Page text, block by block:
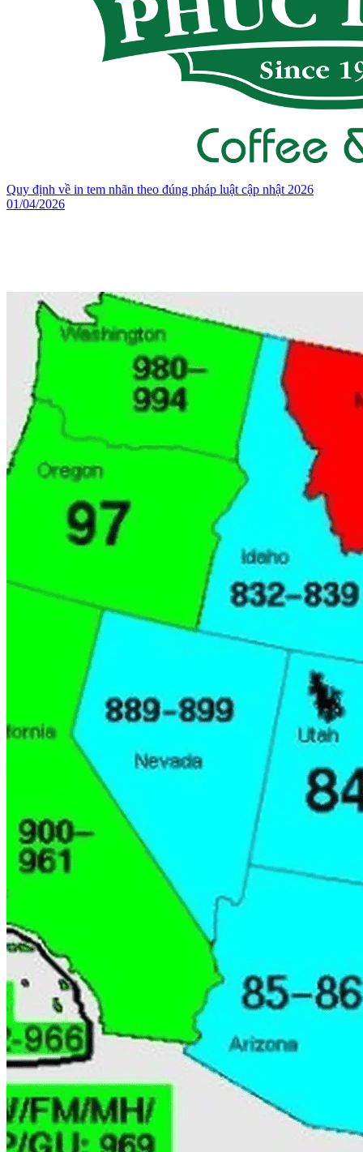
Quy định về in tem nhãn theo đúng pháp luật cập nhật 2026
01/04/2026